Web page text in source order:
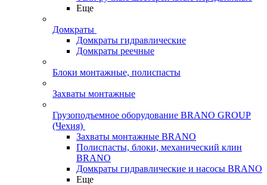
Еще
Домкраты
Домкраты гидравлические
Домкраты реечные
Блоки монтажные, полиспасты
Захваты монтажные
Грузоподъемное оборудование BRANO GROUP
(Чехия)
Захваты монтажные BRANO
Полиспасты, блоки, механический клин
BRANO
Домкраты гидравлические и насосы BRANO
Еще